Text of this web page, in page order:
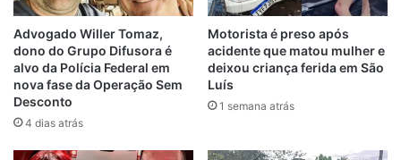
Advogado Willer Tomaz,
dono do Grupo Difusora é
alvo da Polícia Federal em
nova fase da Operação Sem
Desconto
4 dias atrás
Motorista é preso após
acidente que matou mulher e
deixou criança ferida em São
Luís
1 semana atrás